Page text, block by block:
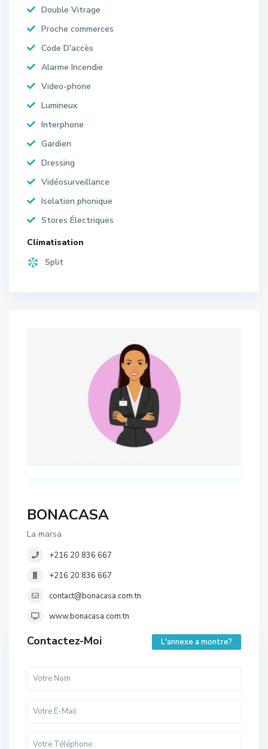
Double Vitrage
Proche commerces
Code D'accès
Alarme Incendie
Video-phone
Lumineux
Interphone
Gardien
Dressing
Vidéosurveillance
Isolation phonique
Stores Électriques
Climatisation
Split
BONACASA
La marsa
+216 20 836 667
+216 20 836 667
contact@bonacasa.com.tn
www.bonacasa.com.tn
Contactez-Moi L'annexe a montre?